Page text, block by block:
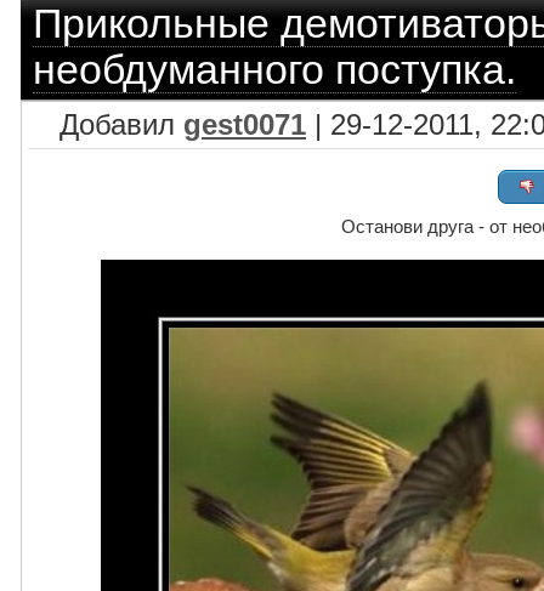
Прикольные
необдуманного поступка.
Добавил gest0071 | 29-12-2011,
Останови друга - от